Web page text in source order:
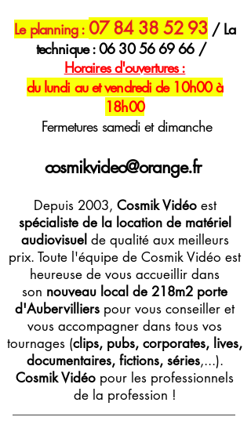
Le planning : 07 84 38 52 93 / La
technique :06 30 56 69 66/
Horairesd'ouvertures :
du lundi au et vendredi de 10h00 à
18h00
Fermetures samedi et dimanche
cosmikvideo@orange.fr
Depuis 2003, Cosmik Vidéoest
spécialiste de la location de matériel
audiovisuel de qualité aux meilleurs
prix. Toute l'équipe de Cosmik Vidéo est
heureuse de vous accueillir dans
son nouveau local de 218m2 porte
d'Aubervilliers pour vous conseiller et
vous accompagner dans tous vos
tournages (clips, pubs, corporates, lives,
documentaires, fictions, séries,...).
Cosmik Vidéo pour les professionnels
de la profession !